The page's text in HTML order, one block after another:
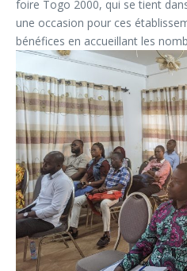
foire Togo 2000, qui se tient
une occasion pour ces
bénéfices en accueillant les